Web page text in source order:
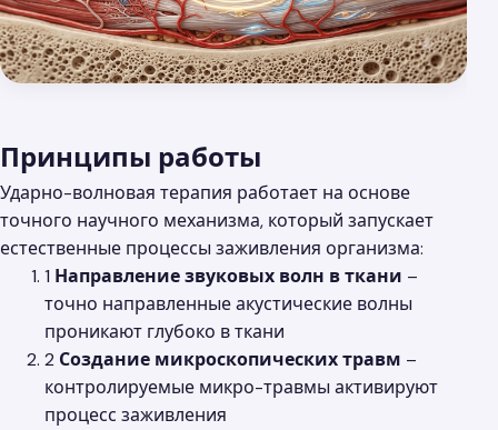
Принципы работы
Ударно-волновая терапия работает на основе
точного научного механизма, который запускает
естественные процессы заживления организма:
1 Направление звуковых волн в ткани –
точно направленные акустические волны
проникают глубоко в ткани
2 Создание микроскопических травм –
контролируемые микро-травмы активируют
процесс заживления